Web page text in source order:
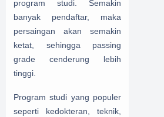
program studi. Semakin
banyak pendaftar, maka
persaingan akan semakin
ketat, sehingga passing
grade cenderung lebih
tinggi.
Program studi yang populer
seperti kedokteran, teknik,